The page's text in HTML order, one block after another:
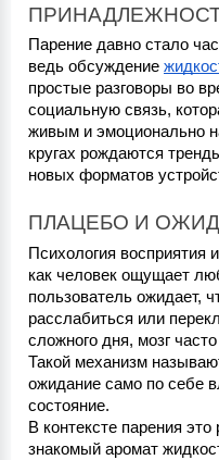
Парение давно стало
ведь обсуждение
простые разговоры во
социальную связь,
живым и эмоционально
кругах рождаются
новых форматов
ПЛАЦЕБО И
Психология восприятия
как человек ощущает
пользователь ожидает,
расслабиться или
сложного дня, мозг
Такой механизм
ожидание само по себе
состояние.
В контексте парения
знакомый аромат